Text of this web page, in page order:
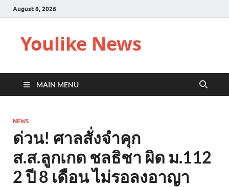
August 8, 2026
Youlike News
MAIN MENU
NEWS
ด่วน! ศาลสั่งจำคุก
ส.ส.ลูกเกด ชลธิชา ผิด ม.112
2 ปี 8 เดือน ไม่รอลงอาญา